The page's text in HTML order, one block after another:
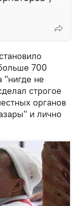
700
"нигде не
строгое
органов
и лично